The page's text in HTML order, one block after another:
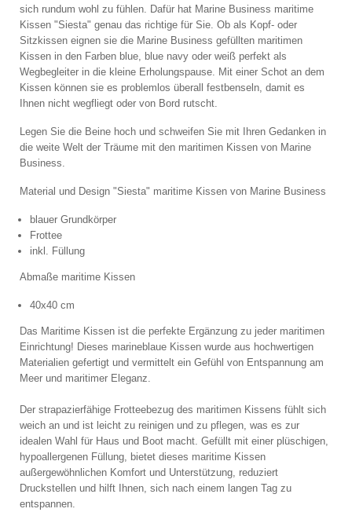
sich rundum wohl zu fühlen. Dafür hat Marine Business maritime
Kissen "Siesta" genau das richtige für Sie. Ob als Kopf- oder
Sitzkissen eignen sie die Marine Business gefüllten maritimen
Kissen in den Farben blue, blue navy oder weiß perfekt als
Wegbegleiter in die kleine Erholungspause. Mit einer Schot an dem
Kissen können sie es problemlos überall festbenseln, damit es
Ihnen nicht wegfliegt oder von Bord rutscht.
Legen Sie die Beine hoch und schweifen Sie mit Ihren Gedanken in
die weite Welt der Träume mit den maritimen Kissen von Marine
Business.
Material und Design "Siesta" maritime Kissen von Marine Business
blauer Grundkörper
Frottee
inkl. Füllung
Abmaße maritime Kissen
40x40 cm
Das Maritime Kissen ist die perfekte Ergänzung zu jeder maritimen
Einrichtung! Dieses marineblaue Kissen wurde aus hochwertigen
Materialien gefertigt und vermittelt ein Gefühl von Entspannung am
Meer und maritimer Eleganz.
Der strapazierfähige Frotteebezug des maritimen Kissens fühlt sich
weich an und ist leicht zu reinigen und zu pflegen, was es zur
idealen Wahl für Haus und Boot macht. Gefüllt mit einer plüschigen,
hypoallergenen Füllung, bietet dieses maritime Kissen
außergewöhnlichen Komfort und Unterstützung, reduziert
Druckstellen und hilft Ihnen, sich nach einem langen Tag zu
entspannen.